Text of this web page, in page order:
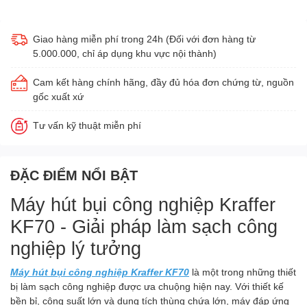
Giao hàng miễn phí trong 24h (Đối với đơn hàng từ
5.000.000, chỉ áp dụng khu vực nội thành)
Cam kết hàng chính hãng, đầy đủ hóa đơn chứng từ, nguồn
gốc xuất xứ
Tư vấn kỹ thuật miễn phí
ĐẶC ĐIỂM NỔI BẬT
Máy hút bụi công nghiệp Kraffer
KF70 - Giải pháp làm sạch công
nghiệp lý tưởng
Máy hút bụi công nghiệp Kraffer KF70 là một trong những thiết
bị làm sạch công nghiệp được ưa chuộng hiện nay. Với thiết kế
bền bỉ, công suất lớn và dung tích thùng chứa lớn, máy đáp ứng